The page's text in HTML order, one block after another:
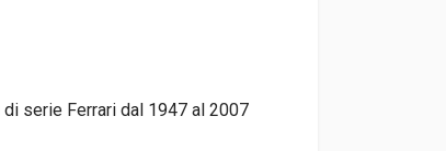
serie Ferrari dal 1947 al 2007